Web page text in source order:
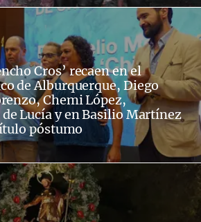
Cros’ recaen en el
de Alburquerque, Diego
Chemi López,
Lucía y en Basilio Martínez
póstumo